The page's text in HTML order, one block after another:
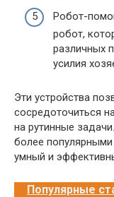
Робот-
робот,
различных
усилия
Эти устройства
сосредоточиться
на рутинные
более
умный и
Популярные